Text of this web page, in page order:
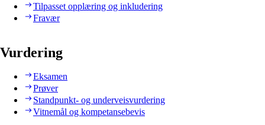
Tilpasset opplæring og inkludering
Fravær
Vurdering
Eksamen
Prøver
Standpunkt- og underveisvurdering
Vitnemål og kompetansebevis